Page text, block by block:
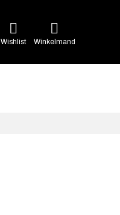
Wishlist Winkelmand